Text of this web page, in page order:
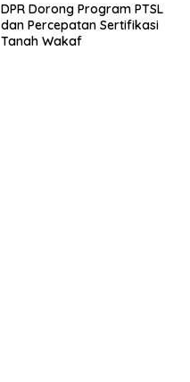
DPR Dorong Program PTSL
dan Percepatan Sertifikasi
Tanah Wakaf